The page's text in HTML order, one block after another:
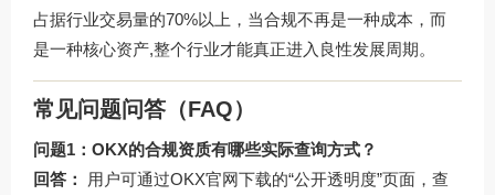
占据行业交易量的70%以上，当合规不再是一种成本，而
是一种核心资产,整个行业才能真正进入良性发展周期。
常见问题问答（FAQ）
问题1：OKX的合规资质有哪些实际查询方式？
回答：
用户可通过OKX官网下载的“公开透明度”页面，查